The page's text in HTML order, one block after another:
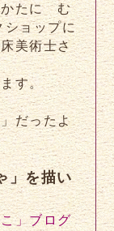
かたに む
ョップに
美術士さ
す。
だったよ
」を描い
」ブログ